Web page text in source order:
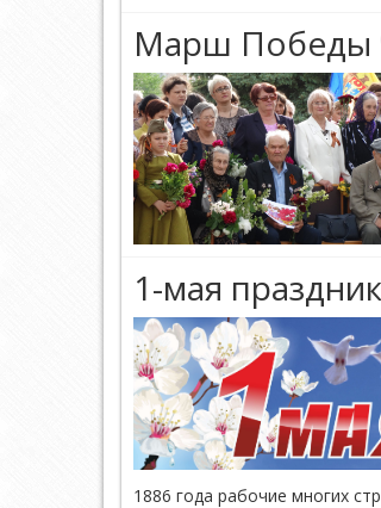
Марш Победы
1-мая
1886 года рабочие многих